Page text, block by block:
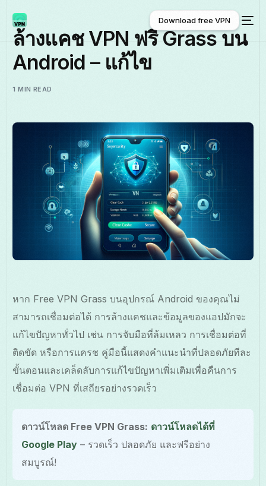
ไทย
Download free VPN
Download free VPN
ล้างแคช VPN ฟรี Grass บน
Android – แก้ไข
1 MIN READ
หาก Free VPN Grass บนอุปกรณ์ Android ของคุณไม่
สามารถเชื่อมต่อได้ การล้างแคชและข้อมูลของแอปมักจะ
แก้ไขปัญหาทั่วไป เช่น การจับมือที่ล้มเหลว การเชื่อมต่อที่
ติดขัด หรือการแครช คู่มือนี้แสดงคำแนะนำที่ปลอดภัยทีละ
ขั้นตอนและเคล็ดลับการแก้ไขปัญหาเพิ่มเติมเพื่อคืนการ
เชื่อมต่อ VPN ที่เสถียรอย่างรวดเร็ว
ดาวน์โหลด Free VPN Grass: ดาวน์โหลดได้ที่
Google Play – รวดเร็ว ปลอดภัย และฟรีอย่าง
สมบูรณ์!